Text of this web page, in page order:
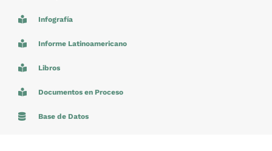
Infografía
Informe Latinoamericano
Libros
Documentos en Proceso
Base de Datos